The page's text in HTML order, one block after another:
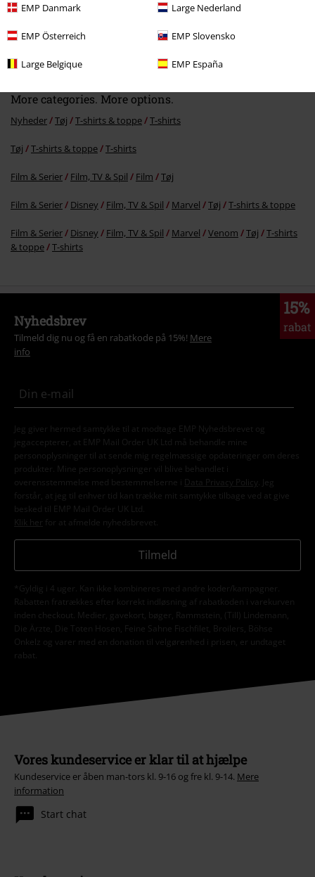
EMP Danmark Large Nederland
EMP Österreich EMP Slovensko
Large Belgique EMP España
kr 159.95
More categories. More options.
Nyheder Tøj T-shirts & toppe T-shirts
Tøj T-shirts & toppe T-shirts
Film & Serier Film, TV & Spil Film Tøj
Film & Serier Disney Film, TV & Spil Marvel Tøj T-shirts & toppe
Film & Serier Disney Film, TV & Spil Marvel Venom Tøj
T-shirts
& toppe
T-shirts
15%
rabat
Nyhedsbrev
Tilmeld dig nu og få en rabatkode på 15%! Mere
info
Jeg giver hermed samtykke til at modtage EMP Nyhedsbrevet og
jegaccepterer, at EMP Mail Order UK Ltd må behandle mine
personoplysninger til at sende mig regelmæssige opdateringer om deres
produkter. Mine personoplysninger vil blive behandlet i
overensstemmelse med bestemmelserne i
Data Privacy Policy
. Jeg
forstår, at jeg til enhver tid kan trække mit samtykke tilbage ved at give
besked til EMP Mail Order UK Ltd.
Klik her
for at afmelde nyhedsbrevet.
Tilmeld
*Gyldig i 4 uger. Kan ikke kombineres med andre koder/kampagner.
Rabatten fratrækkes efter korrekt indløsning af rabatkoden i varekurven
inden checkout. Medier, gavekort, bøger, Rammstein, (Till) Lindemann,
Die Ärzte, Die Toten Hosen, Feine Sahne Fischfilet, Broilers, Böhse
Onkelz og varer med en donation til velgørenhed i prisen, er undtaget
rabat.
Vores kundeservice er klar til at hjælpe
Kundeservice er åben man-tors kl. 9-16 og fre kl. 9-14. Mere
information
Start chat